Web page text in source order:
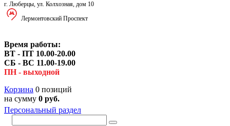
г. Люберцы, ул. Колхозная, дом 10
Лермонтовский Проспект
Время работы:
ВТ - ПТ 10.00-20.00
СБ - ВС 11.00-19.00
ПН - выходной
Корзина 0 позиций
на сумму 0 руб.
Персональный раздел